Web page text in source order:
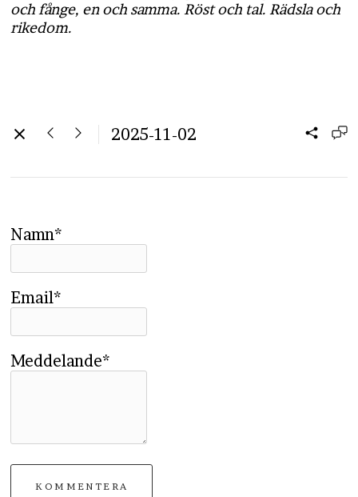
och fånge, en och samma. Röst och tal. Rädsla och
rikedom.
2025-11-02
Namn*
Email*
Meddelande*
KOMMENTERA